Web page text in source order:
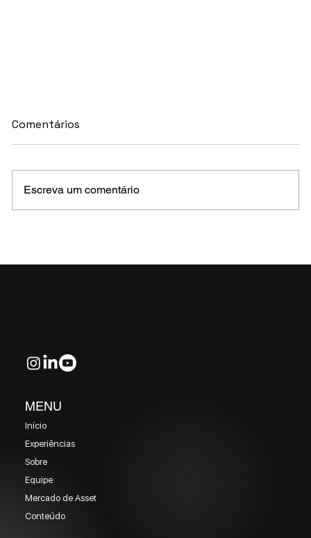
Comentários
Escreva um comentário
Início
Experiências
Sobre
Equipe
Mercado de Asset
Conteúdo
MENU